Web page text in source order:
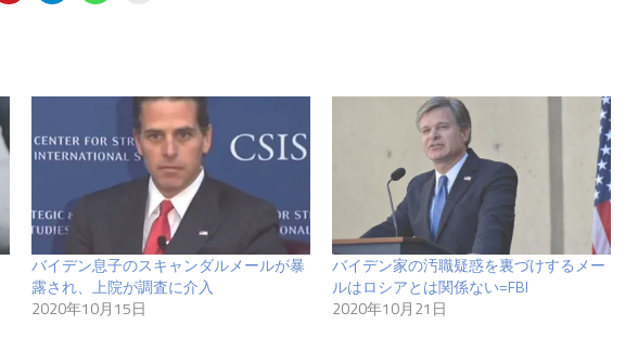
バイデン息子のスキャンダルメールが暴
露され、上院が調査に介入
2020年10月15日
バイデン家の汚職疑惑を裏づけするメー
ルはロシアとは関係ない=FBI
2020年10月21日